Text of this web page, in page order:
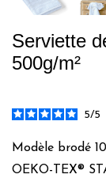
Serviette
500g/m²
5/5
Modèle brodé
OEKO-TEX®